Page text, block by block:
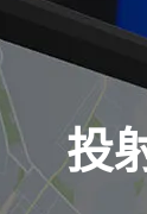
腦
面
投